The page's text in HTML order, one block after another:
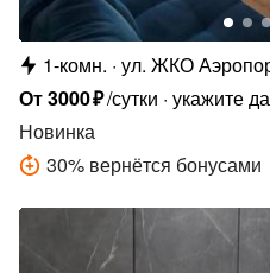
1-комн. ул. ЖКО
От3000₽/сутки укажите
Новинка
30% вернётся бонусами